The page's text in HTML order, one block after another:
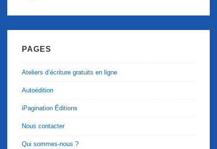
PAGES
Ateliers d’écriture gratuits en ligne
Autoédition
iPagination Éditions
Nous contacter
Qui sommes-nous ?